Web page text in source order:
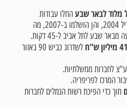
לבאר שבעהחלו עבודות
להכפלת המסילה באפריל 2004, והן הושלמו ב-2007, מה
שבע לתל אביב ל-45 דקות.
לשדרוג כביש 90 באזור
לחברות ממשלתיות.
המרכז לפריפריה.
כדי הפיכת רשות הנמלים לחברות